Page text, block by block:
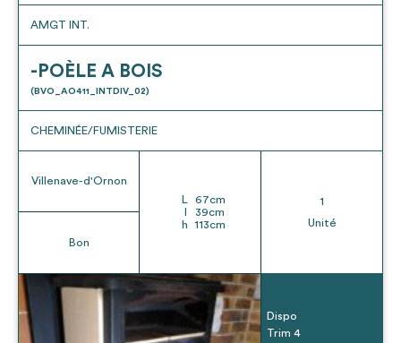
AMGT INT.
-POÈLE A BOIS
(BVO_AO411_INTDIV_02)
CHEMINÉE/FUMISTERIE
Villenave-d'Ornon
Bon
L 67cm
39cm
h
113cm
1
Unité
Dispo
Trim 4